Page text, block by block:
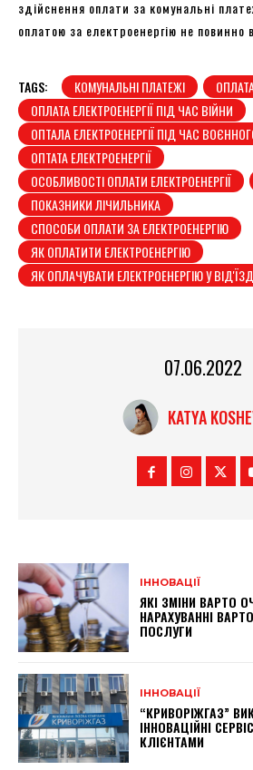
здійснення оплати за комунальні
оплатою за електроенергію не повинно
TAGS: КОМУНАЛЬНІ ПЛАТЕЖІ
ОПЛАТА ЕЛЕКТРОЕНЕРГІЇ ПІД ЧАС ВІЙНИ
ОПТАЛА ЕЛЕКТРОЕНЕРГІЇ ПІД ЧАС
ОПТАТА ЕЛЕКТРОЕНЕРГІЇ
ОСОБЛИВОСТІ ОПЛАТИ ЕЛЕКТРОЕНЕРГІЇ
ПОКАЗНИКИ ЛІЧИЛЬНИКА
СПОСОБИ ОПЛАТИ ЗА ЕЛЕКТРОЕНЕРГІЮ
ЯК ОПЛАТИТИ ЕЛЕКТРОЕНЕРГІЮ
ЯК ОПЛАЧУВАТИ ЕЛЕКТРОЕНЕРГІЮ У
07.06.2022
KATYA
ІННОВАЦІЇ
ЯКІ ЗМІНИ ВАРТО
НАРАХУВАННІ
ПОСЛУГИ
ІННОВАЦІЇ
“КРИВОРІЖГАЗ”
ІННОВАЦІЙНІ
КЛІЄНТАМИ